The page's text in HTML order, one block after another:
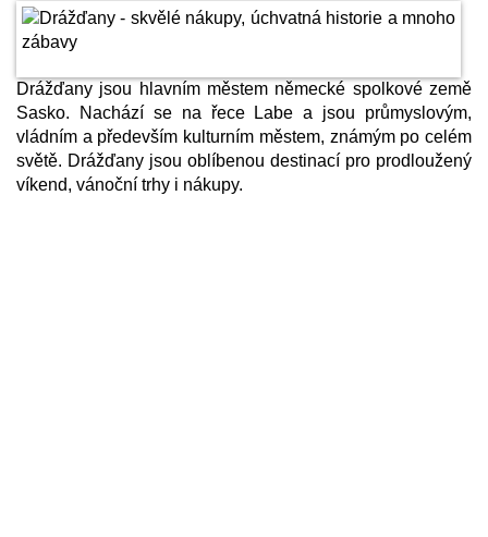
Drážďany jsou hlavním městem německé spolkové země
Sasko. Nachází se na řece Labe a jsou průmyslovým,
vládním a především kulturním městem, známým po celém
světě. Drážďany jsou oblíbenou destinací pro prodloužený
víkend, vánoční trhy i nákupy.